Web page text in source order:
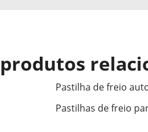
Pastilha de freio
Pastilhas de freio